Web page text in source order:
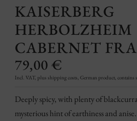
KAISERBERG
HERBOLZHEIM
CABERNET
79,00 €
Incl. VAT, plus shipping costs, German product, contains
Deeply spicy, with plenty of
mysterious hint of earthiness and